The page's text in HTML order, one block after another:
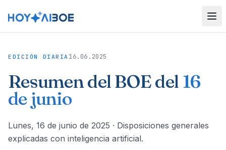
EDICIÓN DIARIA 16.06.2025
Resumen del BOE del 16
de junio
lunes, 16 de junio de 2025 · Disposiciones generales
explicadas con inteligencia artificial.